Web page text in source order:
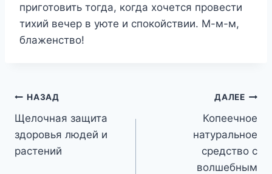
приготовить тогда, когда хочется провести
тихий вечер в уюте и спокойствии. М-м-м,
блаженство!
Навигация
по
записям
НАЗАД
Щелочная защита
здоровья людей и
растений
ДАЛЕЕ
Копеечное
натуральное
средство с
волшебным